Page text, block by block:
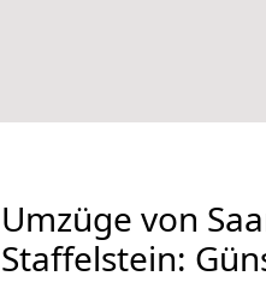
Umzüge von
Staffelstein: